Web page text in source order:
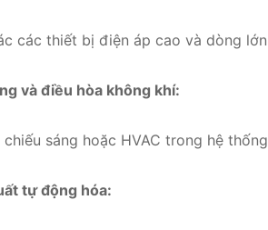
các thiết bị điện áp cao và dòng
và điều hòa không khí:
sáng hoặc HVAC trong hệ
tự động hóa: